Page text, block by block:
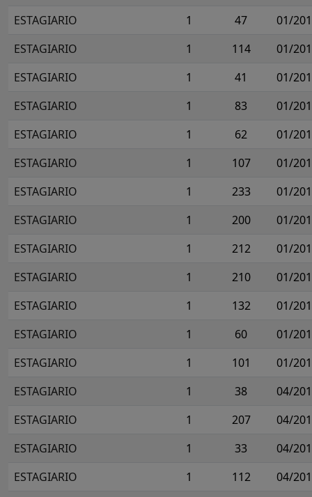
ESTAGIARIO
1 47
01/
ESTAGIARIO
1 114
01/
ESTAGIARIO
1 41
01/
ESTAGIARIO
1 83
01/
ESTAGIARIO
1 62
01/
ESTAGIARIO
1 107
01/
ESTAGIARIO
1 233
01/
ESTAGIARIO
1 200
01/
ESTAGIARIO
1 212
01/
ESTAGIARIO
1 210
01/
ESTAGIARIO
1 132
01/
ESTAGIARIO
1 60
01/
ESTAGIARIO
1 101
01/
ESTAGIARIO
1 38
04/
ESTAGIARIO
1 207
04/
ESTAGIARIO
1 33
04/
ESTAGIARIO
1 112 04/